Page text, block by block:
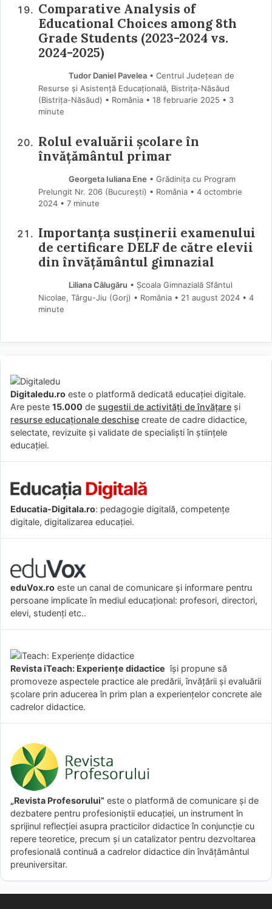
Comparative Analysis of
Educational Choices among 8th
Grade Students (2023-2024 vs.
2024-2025)
Tudor Daniel Pavelea• Centrul Județean de
Resurse și Asistență Educațională, Bistrița-Năsăud
(Bistriţa-Năsăud) • România
18 februarie 2025 • 3
minute
Rolul evaluării școlare în
învățământul primar
Georgeta Iuliana Ene • Grădinița cu Program
Prelungit Nr. 206 (Bucureşti) • România
4 octombrie
2024 • 7 minute
Importanța susținerii examenului
de certificare DELF de către elevii
din învățământul gimnazial
Liliana Călugăru • Școala Gimnazială Sfântul
Nicolae, Târgu-Jiu (Gorj) • România
21 august 2024 • 4
minute
Digitaledu.ro este o platformă dedicată educației digitale.
Are peste 15.000 de sugestii de activități de învățare și
resurse educaționale deschise create de cadre didactice,
selectate, revizuite și validate de specialiști în științele
educației.
Educatia-Digitala.ro: pedagogie digitală, competențe
digitale, digitalizarea educației.
eduVox.ro este un canal de comunicare și informare pentru
persoane implicate în mediul educațional: profesori, directori,
elevi, studenți etc..
Revista iTeach: Experienţe didactice îşi propune să
promoveze aspectele practice ale predării, învăţării şi evaluării
şcolare prin aducerea în prim plan a experienţelor concrete ale
cadrelor didactice.
„Revista Profesorului” este o platformă de comunicare și de
dezbatere pentru profesioniștii educației, un instrument în
sprijinul reflecției asupra practicilor didactice în conjuncție cu
repere teoretice, precum și un catalizator pentru dezvoltarea
profesională continuă a cadrelor didactice din învățământul
preuniversitar.